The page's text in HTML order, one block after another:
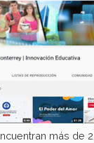
más de